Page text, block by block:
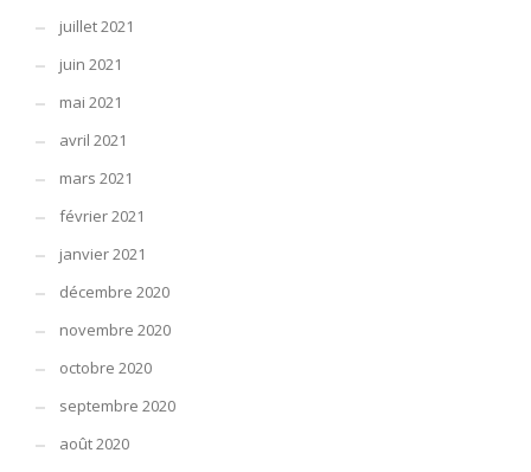
juillet 2021
juin 2021
mai 2021
avril 2021
mars 2021
février 2021
janvier 2021
décembre 2020
novembre 2020
octobre 2020
septembre 2020
août 2020